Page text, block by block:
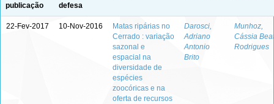
publicação
defesa
22-Fev-2017 10-Nov-2016
Matas ripárias no
Cerrado : variação
sazonal e
espacial na
diversidade de
espécies
zoocóricas e na
oferta de recursos
Darosci,
Adriano
Antonio
Brito
Munhoz,
Cássia
Rodrigues